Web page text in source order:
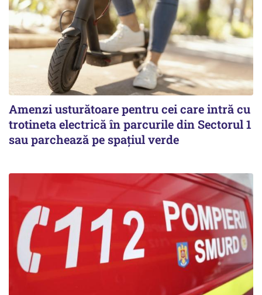
Amenzi usturătoare pentru cei care intră cu
trotineta electrică în parcurile din Sectorul 1
sau parchează pe spațiul verde